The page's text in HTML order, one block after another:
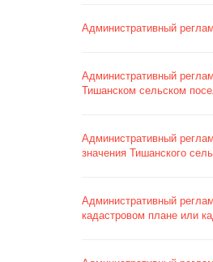
Административный
Административный
Тишанском сельском
Административный
значения Тишанского
Административный
кадастровом плане или